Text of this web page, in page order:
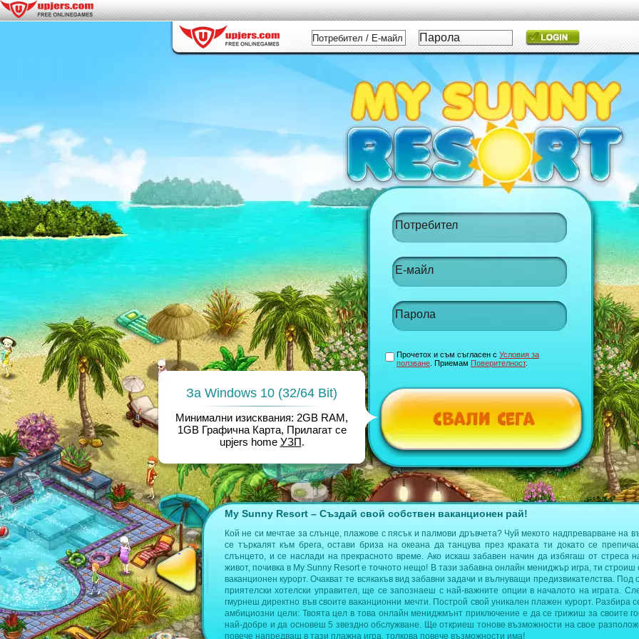
повече информация на
My Sunny Resort – Създай свой собствен ваканционен рай!
Кой не си мечтае за слънце, плажове с пясък и палмови дръвчета? Чуй мекото надпреварване на
се търкалят към брега, остави бриза на океана да танцува през краката ти докато се
слънцето, и се наслади на прекрасното време. Ако искаш забавен начин да избягаш от стреса
живот, почивка в My Sunny Resort е точното нещо! В тази забавна онлайн мениджър игра, ти строиш
ваканционен курорт. Очакват те всякакъв вид забавни задачи и вълнуващи предизвикателства. Под
приятелски хотелски управител, ще се запознаеш с най-важните опции в началото на играта.
гмурнеш директно във своите ваканционни мечти. Построй свой уникален плажен курорт. Разбира
амбициозни цели: Твоята цел в това онлайн мениджмънт приключение е да се грижиш за своите
най-добре и да основеш 5 звездно обслужване. Ще откриеш тонове възможности на свое
повече напредваш в тази плажна игра, толкова повече възможности има!
Прочетох и съм съгласен с Условия за
ползване. Приемам Поверителност.
За Windows 10 (32/64 Bit)
Минимални изисквания: 2GB RAM,
1GB Графична Карта, Прилагат се
upjers home УЗП.